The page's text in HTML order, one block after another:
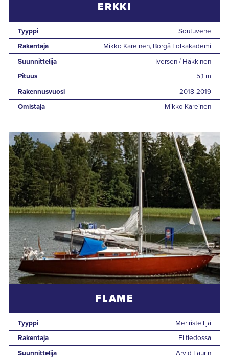
ERKKI
Tyyppi
Soutuvene
Rakentaja
Mikko Kareinen, Borgå Folkakademi
Suunnittelija
Iversen / Häkkinen
Pituus
5,1 m
Rakennusvuosi
2018-2019
Omistaja
Mikko Kareinen
FLAME
Tyyppi
Meriristeilijä
Rakentaja
Ei tiedossa
Suunnittelija
Arvid Laurin